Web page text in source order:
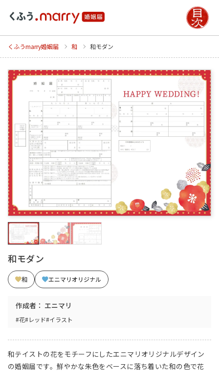
くふうmarry婚姻届 和 和モダン
和モダン
和 エニマリオリジナル
作成者： エニマリ
#花#レッド#イラスト
和テイストの花をモチーフにしたエニマリオリジナルデザイン
の婚姻届です。鮮やかな朱色をベースに落ち着いた和の色で花